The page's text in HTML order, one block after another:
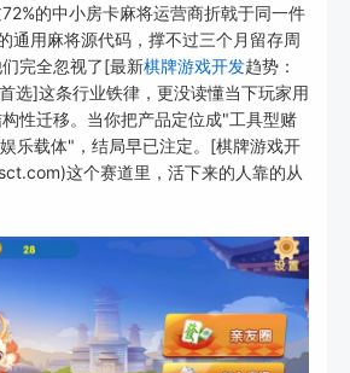
的中小房卡麻将运营商折戟于同一件
用麻将源代码，撑不过三个月留存周
完全忽视了[最新棋牌游戏开发趋势：
选]这条行业铁律，更没读懂当下玩家用
性迁移。当你把产品定位成"工具型赌
乐载体"，结局早已注定。[棋牌游戏开
这个赛道里，活下来的人靠的从